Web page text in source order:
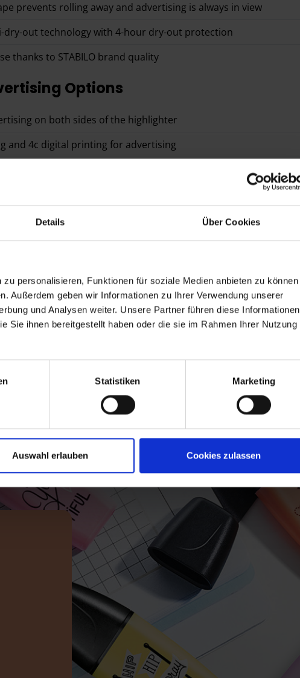
Details Über Cookies
personalisieren, Funktionen für soziale Medien anbieten zu können
Außerdem geben wir Informationen zu Ihrer Verwendung unserer
und Analysen weiter. Unsere Partner führen diese Informationen
Sie ihnen bereitgestellt haben oder die sie im Rahmen Ihrer Nutzung
Statistiken Marketing
Auswahl erlauben Cookies zulassen
prevents rolling away and advertising is always in view
dry-out technology with 4-hour dry-out protection
thanks to STABILO brand quality
Options
on both sides of the highlighter
and 4c digital printing for advertising